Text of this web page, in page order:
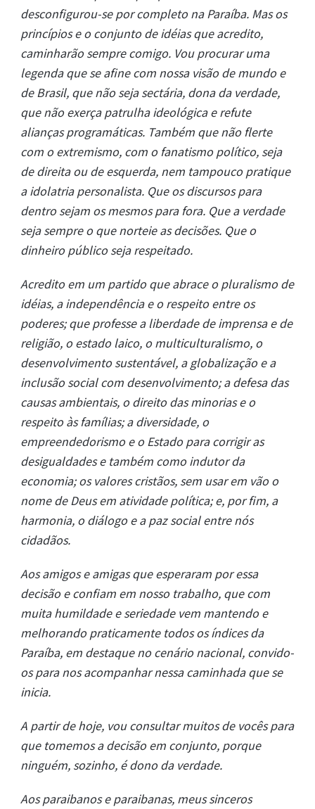
desconfigurou-se por completo na Paraíba. Mas os
princípios e o conjunto de idéias que acredito,
caminharão sempre comigo. Vou procurar uma
legenda que se afine com nossa visão de mundo e
de Brasil, que não seja sectária, dona da verdade,
que não exerça patrulha ideológica e refute
alianças programáticas. Também que não flerte
com o extremismo, com o fanatismo político, seja
de direita ou de esquerda, nem tampouco pratique
a idolatria personalista. Que os discursos para
dentro sejam os mesmos para fora. Que a verdade
seja sempre o que norteie as decisões. Que o
dinheiro público seja respeitado.
Acredito em um partido que abrace o pluralismo de
idéias, a independência e o respeito entre os
poderes; que professe a liberdade de imprensa e de
religião, o estado laico, o multiculturalismo, o
desenvolvimento sustentável, a globalização e a
inclusão social com desenvolvimento; a defesa das
causas ambientais, o direito das minorias e o
respeito às famílias; a diversidade, o
empreendedorismo e o Estado para corrigir as
desigualdades e também como indutor da
economia; os valores cristãos, sem usar em vão o
nome de Deus em atividade política; e, por fim, a
harmonia, o diálogo e a paz social entre nós
cidadãos.
Aos amigos e amigas que esperaram por essa
decisão e confiam em nosso trabalho, que com
muita humildade e seriedade vem mantendo e
melhorando praticamente todos os índices da
Paraíba, em destaque no cenário nacional, convido-
os para nos acompanhar nessa caminhada que se
inicia.
A partir de hoje, vou consultar muitos de vocês para
que tomemos a decisão em conjunto, porque
ninguém, sozinho, é dono da verdade.
Aos paraibanos e paraibanas, meus sinceros